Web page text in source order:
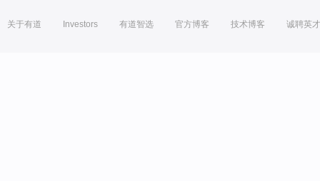
关于有道 Investors 有道智选 官方博客 技术博客 诚聘英才